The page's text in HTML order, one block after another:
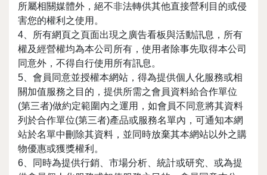
所屬相關媒體外，絕不非法轉供其他直接營利目的或侵
害您的權利之使用。
4、所有網頁之頁面出現之廣告看板與活動訊息，所有
權及經營權均為本公司所有，使用者除事先取得本公司
同意外，不得自行使用所有訊息。
5、會員同意並授權本網站，得為提供個人化服務或相
關加值服務之目的，提供所需之會員資料給合作單位
(第三者)做約定範圍內之運用，如會員不同意將其資料
列於合作單位(第三者)產品或服務名單內，可通知本網
站於名單中刪除其資料，並同時放棄其本網站以外之購
物優惠或獲獎權利。
6、同時為提供行銷、市場分析、統計或研究、或為提